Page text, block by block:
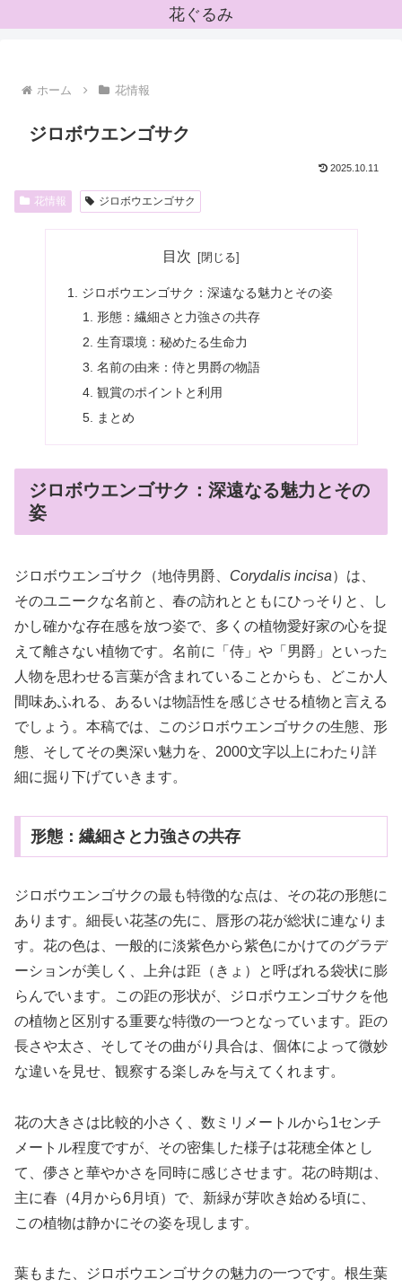
花ぐるみ
ホーム 花情報
ジロボウエンゴサク
2025.10.11
花情報 ジロボウエンゴサク
目次
ジロボウエンゴサク：深遠なる魅力とその姿
形態：繊細さと力強さの共存
生育環境：秘めたる生命力
名前の由来：侍と男爵の物語
観賞のポイントと利用
まとめ
ジロボウエンゴサク：深遠なる魅力とその
姿
ジロボウエンゴサク（地侍男爵、 Corydalis incisa）は、
そのユニークな名前と、春の訪れとともにひっそりと、し
かし確かな存在感を放つ姿で、多くの植物愛好家の心を捉
えて離さない植物です。名前に「侍」や「男爵」といった
人物を思わせる言葉が含まれていることからも、どこか人
間味あふれる、あるいは物語性を感じさせる植物と言える
でしょう。本稿では、このジロボウエンゴサクの生態、形
態、そしてその奥深い魅力を、2000文字以上にわたり詳
細に掘り下げていきます。
形態：繊細さと力強さの共存
ジロボウエンゴサクの最も特徴的な点は、その花の形態に
あります。細長い花茎の先に、唇形の花が総状に連なりま
す。花の色は、一般的に淡紫色から紫色にかけてのグラデ
ーションが美しく、上弁は距（きょ）と呼ばれる袋状に膨
らんでいます。この距の形状が、ジロボウエンゴサクを他
の植物と区別する重要な特徴の一つとなっています。距の
長さや太さ、そしてその曲がり具合は、個体によって微妙
な違いを見せ、観察する楽しみを与えてくれます。
花の大きさは比較的小さく、数ミリメートルから1センチ
メートル程度ですが、その密集した様子は花穂全体とし
て、儚さと華やかさを同時に感じさせます。花の時期は、
主に春（4月から6月頃）で、新緑が芽吹き始める頃に、
この植物は静かにその姿を現します。
葉もまた、ジロボウエンゴサクの魅力の一つです。根生葉